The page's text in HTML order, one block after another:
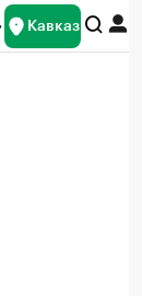
Кавказ